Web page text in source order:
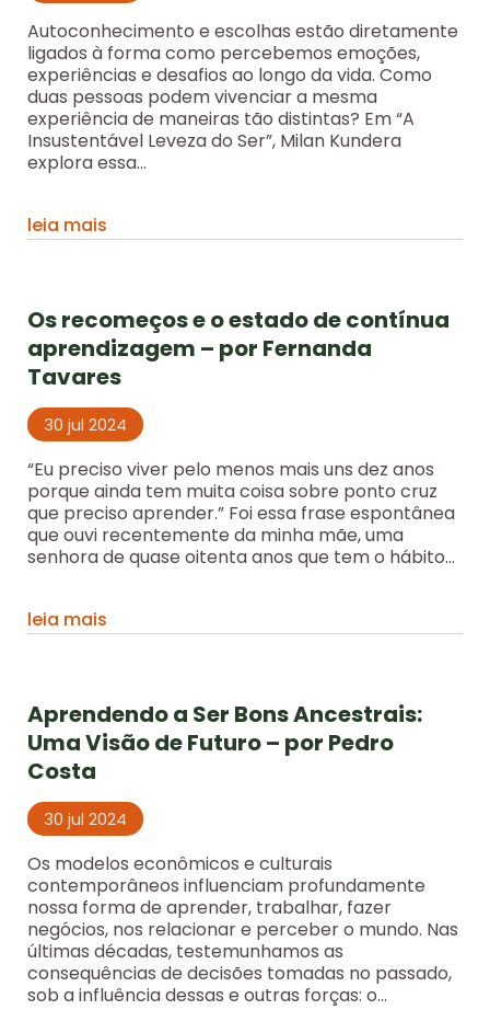
Autoconhecimento e escolhas estão diretamente
ligados à forma como percebemos emoções,
experiências e desafios ao longo da vida. Como
duas pessoas podem vivenciar a mesma
experiência de maneiras tão distintas? Em “A
Insustentável Leveza do Ser”, Milan Kundera
explora essa...
leia mais
Os recomeços e o estado de contínua
aprendizagem – por Fernanda
Tavares
30 jul 2024
“Eu preciso viver pelo menos mais uns dez anos
porque ainda tem muita coisa sobre ponto cruz
que preciso aprender.” Foi essa frase espontânea
que ouvi recentemente da minha mãe, uma
senhora de quase oitenta anos que tem o hábito...
leia mais
Aprendendo a Ser Bons Ancestrais:
Uma Visão de Futuro – por Pedro
Costa
30 jul 2024
Os modelos econômicos e culturais
contemporâneos influenciam profundamente
nossa forma de aprender, trabalhar, fazer
negócios, nos relacionar e perceber o mundo. Nas
últimas décadas, testemunhamos as
consequências de decisões tomadas no passado,
sob a influência dessas e outras forças: o...